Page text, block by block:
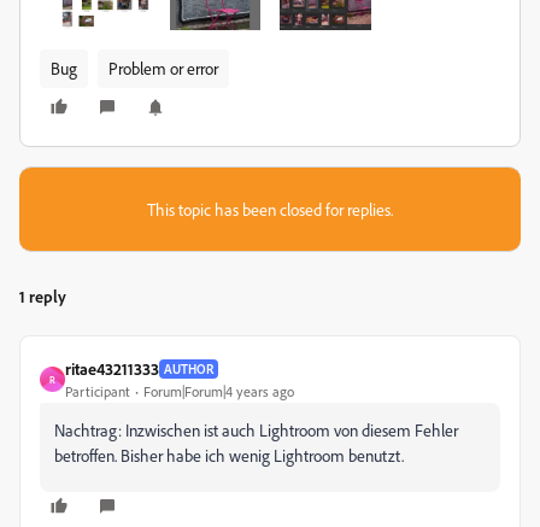
Bug Problem or error
This topic has been closed for replies.
1 reply
R
ritae43211333 AUTHOR
Participant Forum|Forum|4 years ago
Nachtrag: Inzwischen ist auch Lightroom von diesem Fehler
betroffen. Bisher habe ich wenig Lightroom benutzt.